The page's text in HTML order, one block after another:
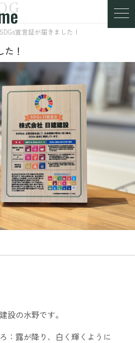
SDGs宣言証が届きました！
！
設の水野です。
：露が降り、白く輝くように